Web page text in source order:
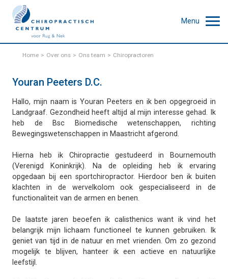
Menu
Home Over ons Ons team Chiropractoren
Youran Peeters D.C.
Hallo, mijn naam is Youran Peeters en ik ben opgegroeid in
Landgraaf. Gezondheid heeft altijd al mijn interesse gehad. Ik
heb de Bsc Biomedische wetenschappen, richting
Bewegingswetenschappen in Maastricht afgerond.
Hierna heb ik Chiropractie gestudeerd in Bournemouth
(Verenigd Koninkrijk). Na de opleiding heb ik ervaring
opgedaan bij een sportchiropractor. Hierdoor ben ik buiten
klachten in de wervelkolom ook gespecialiseerd in de
functionaliteit van de armen en benen.
De laatste jaren beoefen ik calisthenics want ik vind het
belangrijk mijn lichaam functioneel te kunnen gebruiken. Ik
geniet van tijd in de natuur en met vrienden. Om zo gezond
mogelijk te blijven, hanteer ik een actieve en natuurlijke
leefstijl.